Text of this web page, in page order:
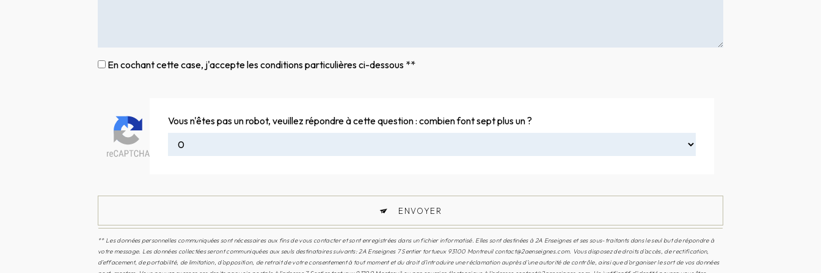
En cochant cette case, j'accepte les conditions particulières ci-dessous **
Vous n'êtes pas un robot, veuillez répondre à cette question : combien font sept plus un ?
ENVOYER
** Les données personnelles communiquées sont nécessaires aux fins de vous contacter et sont enregistrées dans un fichier informatisé. Elles sont destinées à 2A Enseignes et ses sous-traitants dans le seul but de répondre à
votre message. Les données collectées seront communiquées aux seuls destinataires suivants: 2A Enseignes 7 Sentier tortueux 93100 Montreuil contact@2aenseignes.com. Vous disposez de droits d’accès, de rectification,
d’effacement, de portabilité, de limitation, d’opposition, de retrait de votre consentement à tout moment et du droit d’introduire une réclamation auprès d’une autorité de contrôle, ainsi que d’organiser le sort de vos données